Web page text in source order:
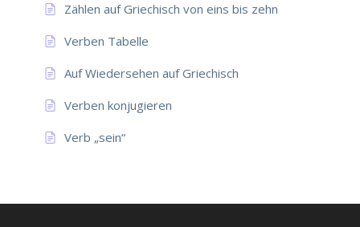
Zählen auf Griechisch von eins bis zehn
Verben Tabelle
Auf Wiedersehen auf Griechisch
Verben konjugieren
Verb „sein“